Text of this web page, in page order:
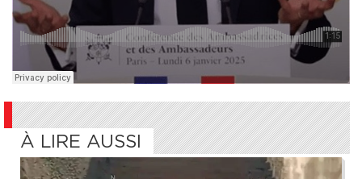
À LIRE AUSSI